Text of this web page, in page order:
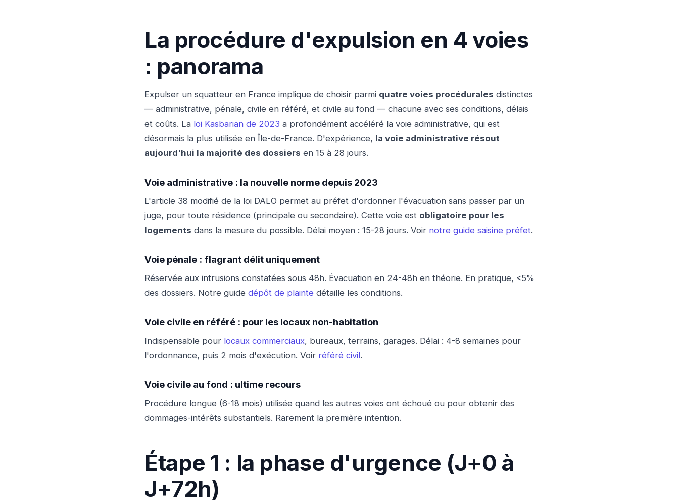
La procédure d'expulsion en 4 voies
: panorama
Expulser un squatteur en France implique de choisir parmi quatre voies procédurales distinctes
— administrative, pénale, civile en référé, et civile au fond — chacune avec ses conditions, délais
et coûts. La loi Kasbarian de 2023 a profondément accéléré la voie administrative, qui est
désormais la plus utilisée en Île-de-France. D'expérience, la voie administrative résout
aujourd'hui la majorité des dossiers en 15 à 28 jours.
Voie administrative : la nouvelle norme depuis 2023
L'article 38 modifié de la loi DALO permet au préfet d'ordonner l'évacuation sans passer par un
juge, pour toute résidence (principale ou secondaire). Cette voie est obligatoire pour les
logements dans la mesure du possible. Délai moyen : 15-28 jours. Voir notre guide saisine préfet.
Voie pénale : flagrant délit uniquement
Réservée aux intrusions constatées sous 48h. Évacuation en 24-48h en théorie. En pratique, <5%
des dossiers. Notre guide dépôt de plainte détaille les conditions.
Voie civile en référé : pour les locaux non-habitation
Indispensable pour locaux commerciaux, bureaux, terrains, garages. Délai : 4-8 semaines pour
l'ordonnance, puis 2 mois d'exécution. Voir référé civil.
Voie civile au fond : ultime recours
Procédure longue (6-18 mois) utilisée quand les autres voies ont échoué ou pour obtenir des
dommages-intérêts substantiels. Rarement la première intention.
Étape 1 : la phase d'urgence (J+0 à
J+72h)